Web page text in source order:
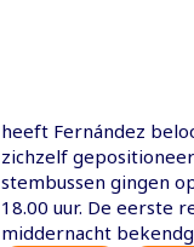
heeft Fernández
zichzelf
stembussen gingen
18.00 uur. De eerste
middernacht